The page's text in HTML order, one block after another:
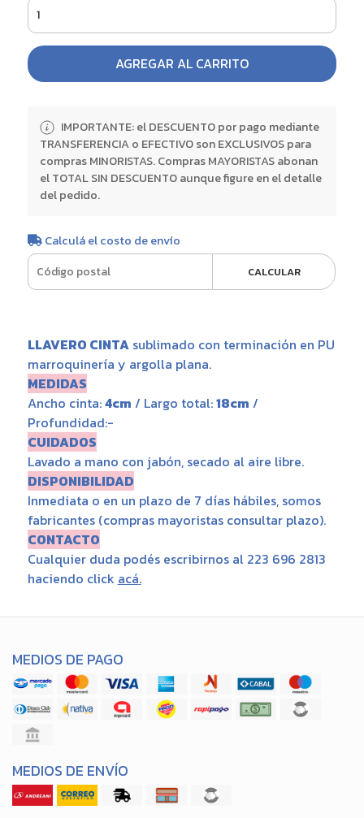
AGREGAR AL CARRITO
IMPORTANTE: el DESCUENTO por pago mediante
TRANSFERENCIA o EFECTIVO son EXCLUSIVOS para
compras MINORISTAS. Compras MAYORISTAS abonan
el TOTAL SIN DESCUENTO aunque figure en el detalle
del pedido.
Calculá el costo de envío
CALCULAR
LLAVERO CINTAsublimado con terminación en PU
marroquinería y argolla plana.
MEDIDAS
Ancho cinta:4cm / Largo total:18cm /
Profundidad:-
CUIDADOS
Lavado a mano con jabón, secado al aire libre.
DISPONIBILIDAD
Inmediata o en un plazo de 7 días hábiles, somos
fabricantes (compras mayoristas consultar plazo).
CONTACTO
Cualquier duda podés escribirnos al 223 696 2813
haciendo click acá.
MEDIOS DE PAGO
MEDIOS DE ENVÍO